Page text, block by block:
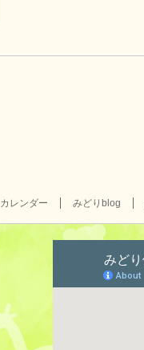
カレンダー みどりblog